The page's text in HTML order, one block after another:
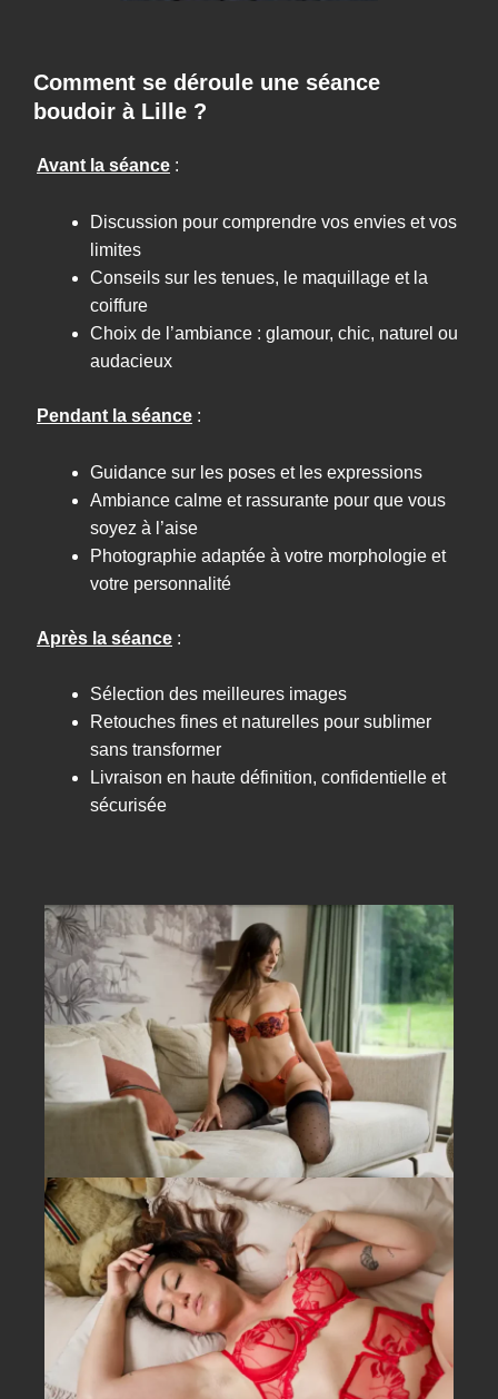
Comment se déroule une séance
boudoir à Lille ?
Avant la séance :
Discussion pour comprendre vos envies et vos
limites
Conseils sur les tenues, le maquillage et la
coiffure
Choix de l’ambiance : glamour, chic, naturel ou
audacieux
Pendant la séance :
Guidance sur les poses et les expressions
Ambiance calme et rassurante pour que vous
soyez à l’aise
Photographie adaptée à votre morphologie et
votre personnalité
Après la séance :
Sélection des meilleures images
Retouches fines et naturelles pour sublimer
sans transformer
Livraison en haute définition, confidentielle et
sécurisée